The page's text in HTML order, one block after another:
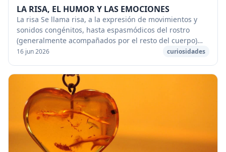
LA RISA, EL HUMOR Y LAS EMOCIONES
La risa Se llama risa, a la expresión de movimientos y
sonidos congénitos, hasta espasmódicos del rostro
(generalmente acompañados por el resto del cuerpo)
del ser humano, que son provocados por (o de...
16 jun 2026 curiosidades